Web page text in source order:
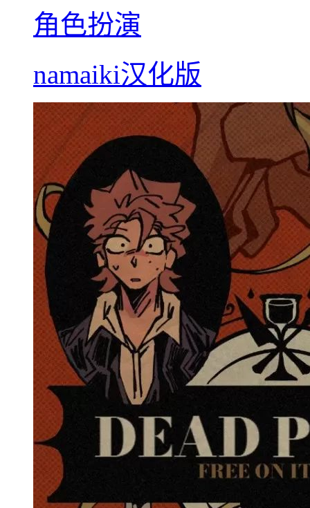
角色扮演
namaiki汉化版